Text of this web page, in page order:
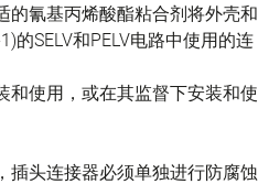
的氰基丙烯酸酯粘合剂将外壳和
的SELV和PELV电路中使用的连
和使用，或在其监督下安装和使
插头连接器必须单独进行防腐蚀